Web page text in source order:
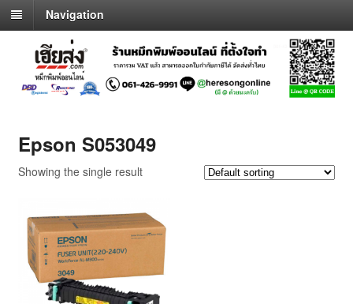
Navigation
Epson S053049
Showing the single result